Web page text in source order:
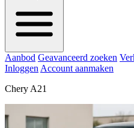
Aanbod Geavanceerd zoeken
Inloggen Account aanmaken
Chery A21